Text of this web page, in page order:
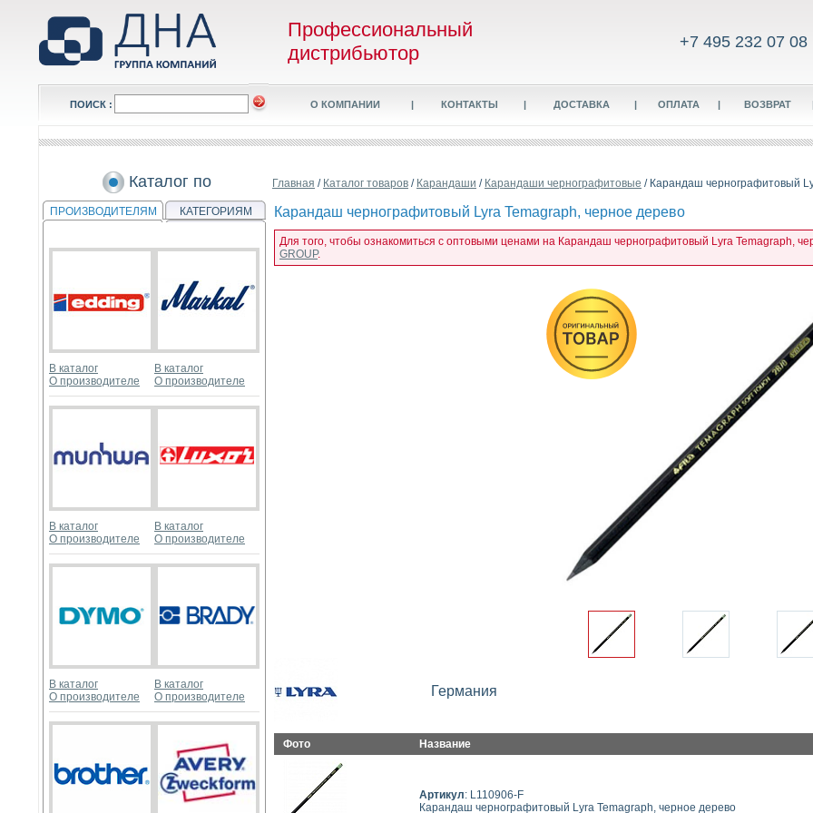
Профессиональный
дистрибьютор
+7 495 232 07 08
ПОИСК : О КОМПАНИИ | КОНТАКТЫ | ДОСТАВКА | ОПЛАТА | ВОЗВРАТ
Каталог по
ПРОИЗВОДИТЕЛЯМ КАТЕГОРИЯМ
В каталог
О производителе
В каталог
О производителе
В каталог
О производителе
В каталог
О производителе
В каталог
О производителе
В каталог
О производителе
Главная / Каталог товаров / Карандаши / Карандаши чернографитовые / Карандаш чернографитовый
Карандаш чернографитовый Lyra Temagraph, черное дерево
Для того, чтобы ознакомиться с оптовыми ценами на Карандаш чернографитовый Lyra Temagraph,
GROUP.
Германия
Фото Название
Артикул: L110906-F
Карандаш чернографитовый Lyra Temagraph, черное дерево